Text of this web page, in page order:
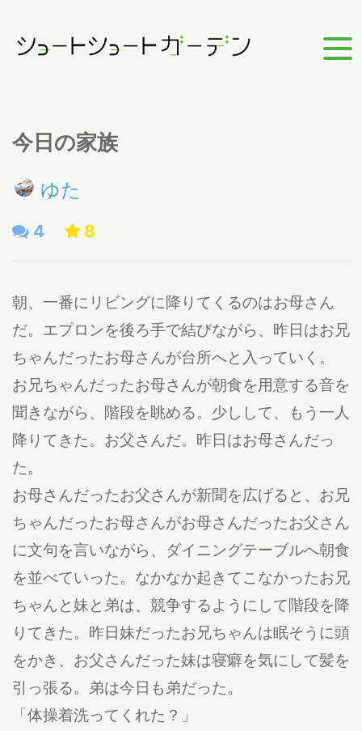
今日の家族
ゆた
4 8
朝、一番にリビングに降りてくるのはお母さん
だ。エプロンを後ろ手で結びながら、昨日はお兄
ちゃんだったお母さんが台所へと入っていく。
お兄ちゃんだったお母さんが朝食を用意する音を
聞きながら、階段を眺める。少しして、もう一人
降りてきた。お父さんだ。昨日はお母さんだっ
た。
お母さんだったお父さんが新聞を広げると、お兄
ちゃんだったお母さんがお母さんだったお父さん
に文句を言いながら、ダイニングテーブルへ朝食
を並べていった。なかなか起きてこなかったお兄
ちゃんと妹と弟は、競争するようにして階段を降
りてきた。昨日妹だったお兄ちゃんは眠そうに頭
をかき、お父さんだった妹は寝癖を気にして髪を
引っ張る。弟は今日も弟だった。
「体操着洗ってくれた？」